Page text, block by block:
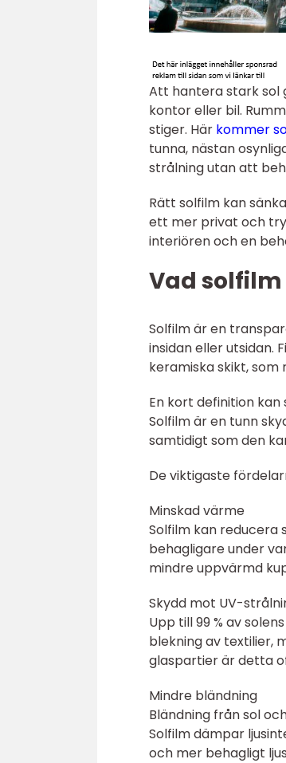
Att hantera stark sol
kontor eller bil.
stiger. Här kommer
tunna, nästan
strålning utan att
Rätt solfilm kan
ett mer privat och
interiören och en
Vad
Solfilm är en
insidan eller utsidan.
keramiska skikt,
En kort definition
Solfilm är en tunn
samtidigt som den
De viktigaste
Minskad värme
Solfilm kan reducera
behagligare under
mindre uppvärmd
Skydd mot UV-
Upp till 99 % av
blekning av textilier,
glaspartier är detta
Mindre bländning
Bländning från sol
Solfilm dämpar
och mer behagligt